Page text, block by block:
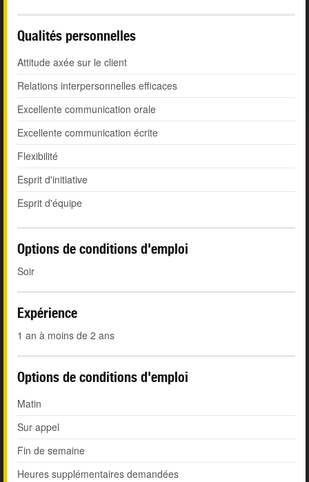
Qualités personnelles
Attitude axée sur le client
Relations interpersonnelles efficaces
Excellente communication orale
Excellente communication écrite
Flexibilité
Esprit d'initiative
Esprit d'équipe
Options de conditions d'emploi
Soir
Expérience
1 an à moins de 2 ans
Options de conditions d'emploi
Matin
Sur appel
Fin de semaine
Heures supplémentaires demandées